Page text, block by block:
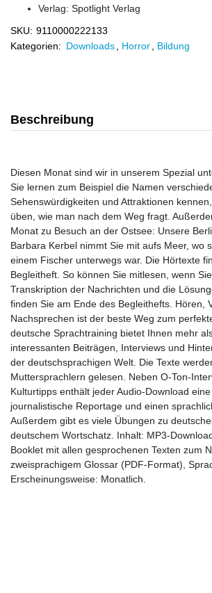
Verlag: Spotlight Verlag
SKU: 9110000222133
Kategorien: Downloads Horror Bildung
Beschreibung
Diesen Monat sind wir in unserem Spezial
Sie lernen zum Beispiel die Namen
Sehenswürdigkeiten und Attraktionen
üben, wie man nach dem Weg fragt.
Monat zu Besuch an der Ostsee: Unsere
Barbara Kerbel nimmt Sie mit aufs Meer, wo
einem Fischer unterwegs war. Die Hörtexte
Begleitheft. So können Sie mitlesen, wenn
Transkription der Nachrichten und die
finden Sie am Ende des Begleithefts. Hören,
Nachsprechen ist der beste Weg zum
deutsche Sprachtraining bietet Ihnen mehr
interessanten Beiträgen, Interviews und
der deutschsprachigen Welt. Die Texte
Muttersprachlern gelesen. Neben O-Ton-
Kulturtipps enthält jeder Audio-Download
journalistische Reportage und einen
Außerdem gibt es viele Übungen zu
deutschem Wortschatz. Inhalt: MP3-
Booklet mit allen gesprochenen Texten zum
zweisprachigem Glossar (PDF-Format),
Erscheinungsweise: Monatlich.